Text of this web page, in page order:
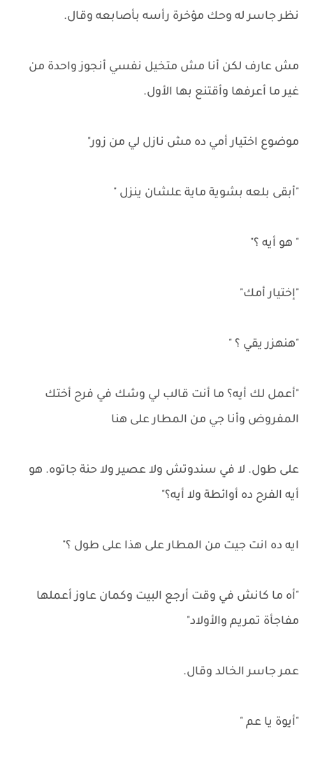
نظر جاسر له وحك مؤخرة رأسه بأصابعه وقال.
مش عارف لكن أنا مش متخيل نفسي أنجوز واحدة من
غير ما أعرفها وأقتنع بها الأول.
موضوع اختيار أمي ده مش نازل لي من زور"
"أبقى بلعه بشوية ماية علشان ينزل "
" هو أيه ؟"
"إختيار أمك"
"هنهزر يقي ؟ "
"أعمل لك أيه؟ ما أنت قالب لي وشك في فرح أختك
المفروض وأنا جي من المطار على هنا
على طول. لا في سندوتش ولا عصير ولا حنة جاتوه. هو
أيه الفرح ده أوائطة ولا أيه؟"
ايه ده انت جيت من المطار على هذا على طول ؟"
"أه ما كانش في وقت أرجع البيت وكمان عاوز أعملها
مفاجأة تمريم والأولاد"
عمر جاسر الخالد وقال.
"أيوة يا عم "